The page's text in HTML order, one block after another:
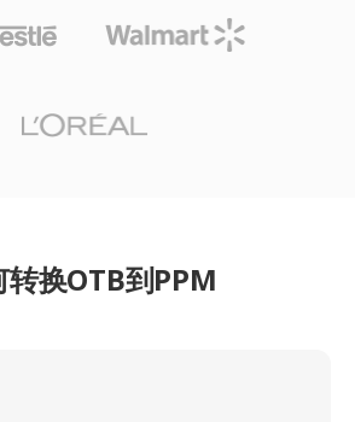
转换OTB到PPM